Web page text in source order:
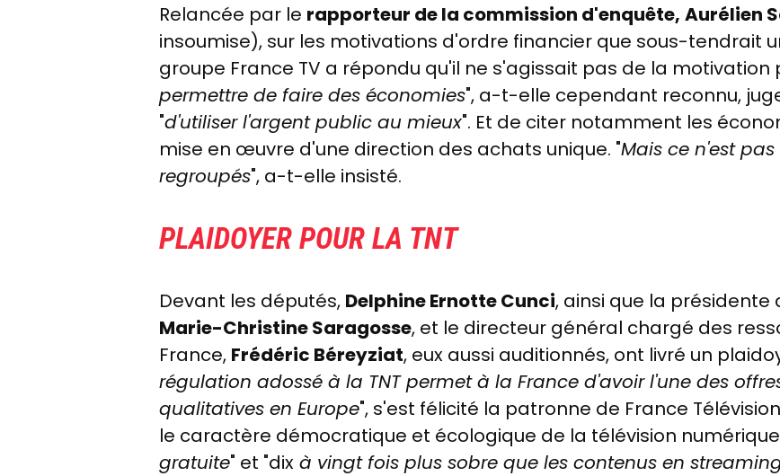
Relancée par le rapporteur de la commission d'enquête, Aurélien
insoumise), sur les motivations d'ordre financier que sous-tendrait
groupe France TV a répondu qu'il ne s'agissait pas de la motivation
permettre de faire des économies", a-t-elle cependant reconnu,
"d'utiliser l'argent public au mieux". Et de citer notamment les
mise en œuvre d'une direction des achats unique. "Mais ce n'est
regroupés", a-t-elle insisté.
PLAIDOYER POUR LA TNT
Devant les députés, Delphine Ernotte Cunci, ainsi que la présidente
Marie-Christine Saragosse, et le directeur général chargé des
France, Frédéric Béreyziat, eux aussi auditionnés, ont livré un
régulation adossé à la TNT permet à la France d'avoir l'une des
qualitatives en Europe", s'est félicité la patronne de France
le caractère démocratique et écologique de la télévision
gratuite" et "dix à vingt fois plus sobre que les contenus en